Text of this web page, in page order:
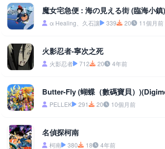
魔女宅急便 : 海の見える街 (臨海小鎮)
α Healing、久石讓 339 20 11個月前
火影忍者-寧次之死
火影忍者 712 20 4年前
Butter-Fly (蝴蝶（數碼寶貝）
PELLEK 291 20 10個月前
名偵探柯南
柯南 380 18 4年前